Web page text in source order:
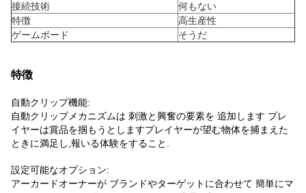
接続技術
何もない
特徴
高生産性
ゲームボード
そうだ
特徴
自動クリップ機能:
自動クリップメカニズムは 刺激と興奮の要素を 追加します プレ
イヤーは賞品を掴もうとしますプレイヤーが望む物体を捕まえた
ときに満足し,報いる体験をすること.
設定可能なオプション:
アーカードオーナーが ブランドやターゲットに合わせて 簡単にマ